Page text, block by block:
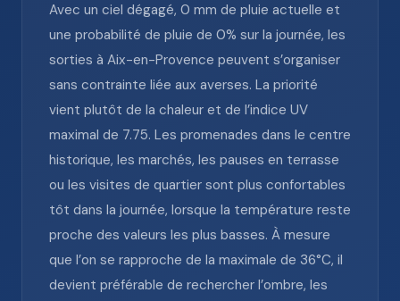
Avec un ciel dégagé, 0 mm de pluie actuelle et
une probabilité de pluie de 0% sur la journée, les
sorties à Aix-en-Provence peuvent s’organiser
sans contrainte liée aux averses. La priorité
vient plutôt de la chaleur et de l’indice UV
maximal de 7.75. Les promenades dans le centre
historique, les marchés, les pauses en terrasse
ou les visites de quartier sont plus confortables
tôt dans la journée, lorsque la température reste
proche des valeurs les plus basses. À mesure
que l’on se rapproche de la maximale de 36°C, il
devient préférable de rechercher l’ombre, les